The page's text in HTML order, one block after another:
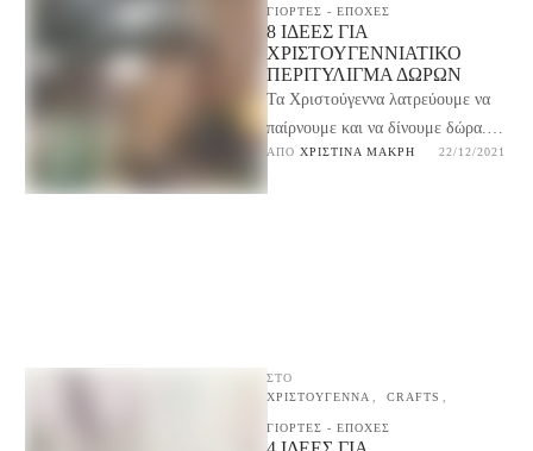
ΓΙΟΡΤΕΣ - ΕΠΟΧΕΣ
8 ΙΔΈΕΣ ΓΙΑ
ΧΡΙΣΤΟΥΓΕΝΝΙΆΤΙΚΟ
ΠΕΡΙΤΎΛΙΓΜΑ ΔΏΡΩΝ
Τα Χριστούγεννα λατρεύουμε να
παίρνουμε και να δίνουμε δώρα.
Ας δούμε 8 ιδέες για το πιο
ΑΠΌ ΧΡΙΣΤΊΝΑ ΜΑΚΡΉ 22/12/2021
ΣΤΟ
ΧΡΙΣΤΟΥΓΕΝΝΑ
CRAFTS
ΓΙΟΡΤΕΣ - ΕΠΟΧΕΣ